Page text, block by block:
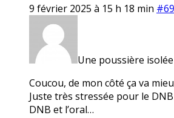
9 février 2025 à 15 h 18 min
Une poussière isolée
Coucou, de mon côté ça va
Juste très stressée pour le
DNB et l’oral…